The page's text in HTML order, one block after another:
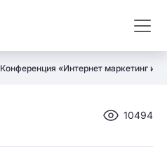
Конференция «Интернет маркетинг и
10494